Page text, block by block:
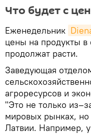
Что будет с
Еженедельник
цены на продукты в
продолжат расти.
Заведующая
агроресурсов и
"Это не только
мировых рынках,
Латвии. Например,